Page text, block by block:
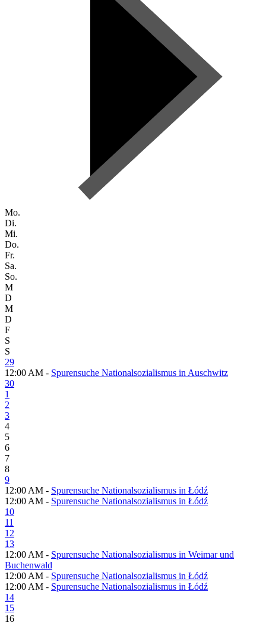
Mo.
Di.
Mi.
Do.
Fr.
Sa.
So.
M
D
M
D
F
S
S
29
12:00 AM - Spurensuche Nationalsozialismus in Auschwitz
30
1
2
3
4
5
6
7
8
9
12:00 AM - Spurensuche Nationalsozialismus in Łódź
12:00 AM - Spurensuche Nationalsozialismus in Łódź
10
11
12
13
12:00 AM - Spurensuche Nationalsozialismus in Weimar und
Buchenwald
12:00 AM - Spurensuche Nationalsozialismus in Łódź
12:00 AM - Spurensuche Nationalsozialismus in Łódź
14
15
16